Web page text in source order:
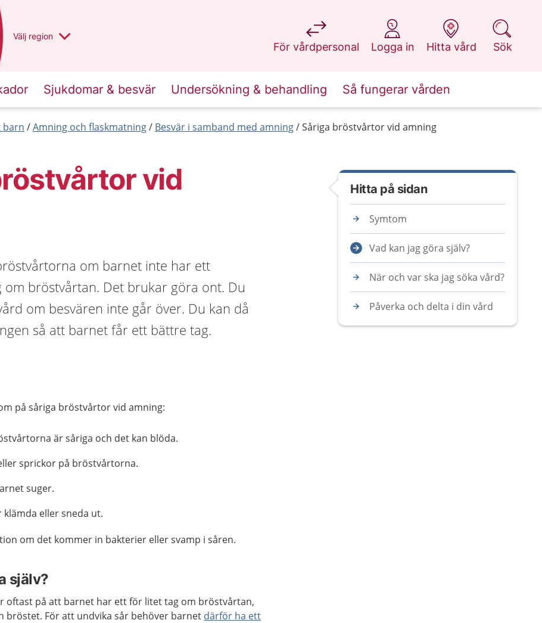
Du har valt region
Välj en annan
region
För vårdpersonal
på 1177.se
Logga in
på 1177.se
Hitta vård
på 1177.se
Sök
på 1177.se
Sjukdomar & besvär Undersökning & behandling Så fungerar vården
barn Amning och flaskmatning Besvär i samband med amning Såriga bröstvårtor vid amning
vid
om barnet inte har ett
bröstvårtan. Det brukar göra ont. Du
om besvären inte går över. Du kan då
så att barnet får ett bättre tag.
på såriga bröstvårtor vid amning:
är såriga och det kan blöda.
sprickor på bröstvårtorna.
suger.
eller sneda ut.
om det kommer in bakterier eller svamp i såren.
själv?
oftast på att barnet har ett för litet tag om bröstvårtan,
bröstet. För att undvika sår behöver barnet därför ha ett
Hitta på sidan
Symtom
Vad kan jag göra själv?
När och var ska jag söka vård?
Påverka och delta i din vård